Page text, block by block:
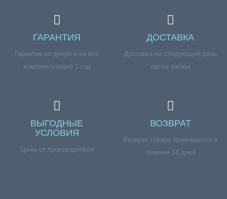
ГАРАНТИЯ
Гарантия на двери и на все
комплектующие 1 год
ДОСТАВКА
Доставка на следующий день
после заказа
ВЫГОДНЫЕ
УСЛОВИЯ
Цены от производителя
ВОЗВРАТ
Возврат товара принимается в
течении 14 дней